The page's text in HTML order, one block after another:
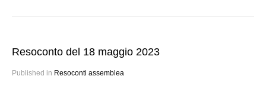
Resoconto del 18 maggio 2023
Published in Resoconti assemblea